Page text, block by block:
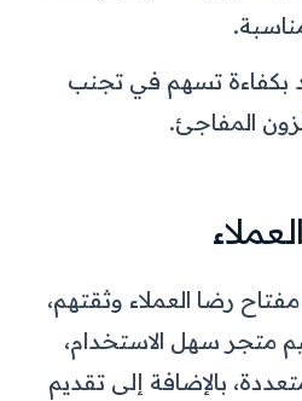
بكفاءة تسهم في تجنب
المفاجئ.
رضا العملاء وثقتهم،
متجر سهل الاستخدام،
بالإضافة إلى تقديم